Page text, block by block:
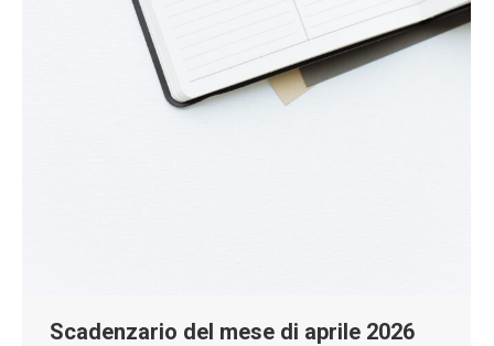
Scadenzario del mese di aprile 2026